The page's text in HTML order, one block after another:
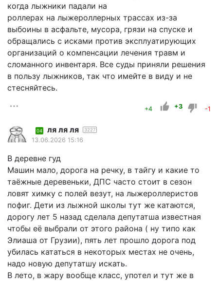
когда лыжники падали на
роллерах на лыжероллерных трассах из-за
выбоины в асфальте, мусора, грязи на спуске и
обращались с исками против эксплуатирующих
организаций о компенсации лечения травм и
сломанного инвентаря. Все суды приняли решения
в пользу лыжников, так что имейте в виду и не
стесняйтесь.
+4 +3 -1
04 ля ля ля 3227
13.06.2026 15:16
В деревне гуд
Машин мало, дорога на речку, в тайгу и какие то
таёжные деревеньки, ДПС часто стоит в сезон
ловят химку с полей везут, на лыжероллеристов
пофиг. Дети из лыжной школы тут же катаются,
дорогу лет 5 назад сделала депутатша известная
чтобы её выбрали от этого района ( ну типо как
Элиаша от Грузии), пять лет прошло дорога под
убилась кататься в некоторых местах не очень,
надо новую депутатшу искать.
В лето, в жару вообще класс, употел и тут же в